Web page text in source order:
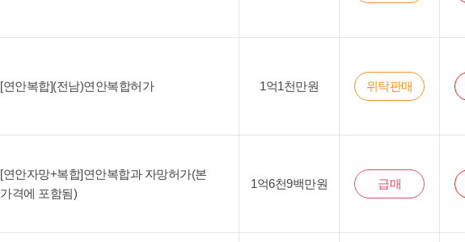
[연안복합](전남)연안복합허가 1억1천만원 위탁판매
[연안자망+복합]연안복합과 자망허가(본
가격에 포함됨)
1억6천9백만원 급매